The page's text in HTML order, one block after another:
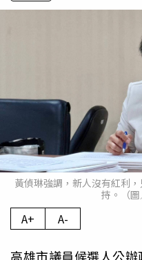
黃偵琳強調，新人沒有紅利
持。（圖
A+ A-
高雄市議員候選人公